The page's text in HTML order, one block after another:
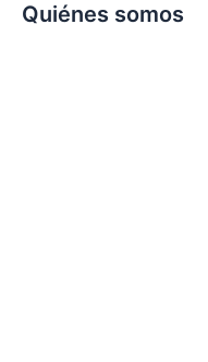
Quiénes somos